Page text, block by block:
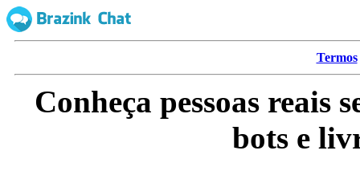
Termos
Conheça pessoas reais
bots e